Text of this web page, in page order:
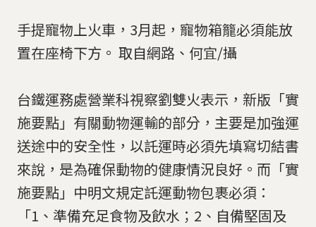
手提寵物上火車，3月起，寵物箱籠必須能放
置在座椅下方。 取自網路、何宜/攝
台鐵運務處營業科視察劉雙火表示，新版「實
施要點」有關動物運輸的部分，主要是加強運
送途中的安全性，以託運時必須先填寫切結書
來說，是為確保動物的健康情況良好。而「實
施要點」中明文規定託運動物包裹必須：
「1、準備充足食物及飲水；2、自備堅固及